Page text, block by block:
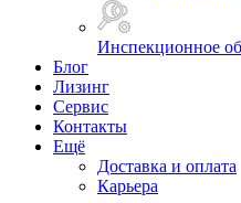
Инспекционное
Блог
Лизинг
Сервис
Контакты
Ещё
Доставка и оплата
Карьера